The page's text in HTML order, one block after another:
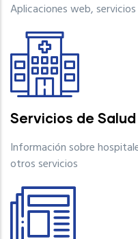
Aplicaciones web,
Servicios de Salud
Información sobre
otros servicios